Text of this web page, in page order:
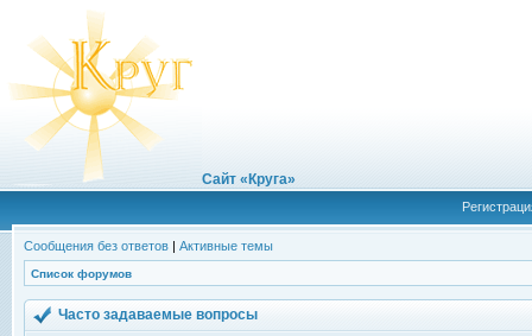
Сайт «Круга»
Сообщения без ответов | Активные темы
Список форумов
Часто задаваемые вопросы